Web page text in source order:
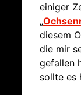
einiger
„
diesem
die mir
gefallen
sollte es